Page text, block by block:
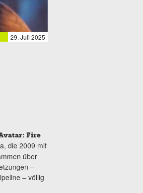
29. Juli 2025
Fire
die 2009 mit
über
–
– völlig